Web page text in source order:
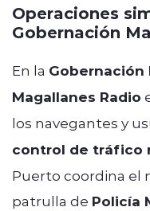
Operaciones
Gobernación
En la Gobernación
Magallanes Radio
los navegantes y
control de tráfico
Puerto coordina el
patrulla de Policía